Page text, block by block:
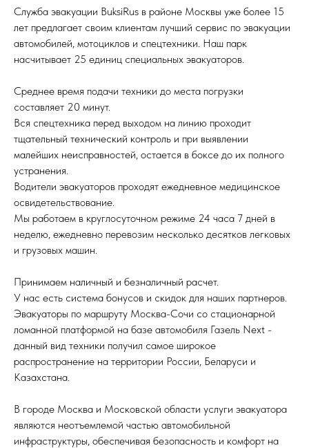
Служба эвакуации BuksiRus в районе Москвы уже более 15
лет предлагает своим клиентам лучший сервис по эвакуации
автомобилей, мотоциклов и спецтехники. Наш парк
насчитывает 25 единиц специальных эвакуаторов.
Среднее время подачи техники до места погрузки
составляет 20 минут.
Вся спецтехника перед выходом на линию проходит
тщательный технический контроль и при выявлении
малейших неисправностей, остается в боксе до их полного
устранения.
Водители эвакуаторов проходят ежедневное медицинское
освидетельствование.
Мы работаем в круглосуточном режиме 24 часа 7 дней в
неделю, ежедневно перевозим несколько десятков легковых
и грузовых машин.
Принимаем наличный и безналичный расчет.
У нас есть система бонусов и скидок для наших партнеров.
Эвакуаторы по маршруту Москва-Сочи со стационарной
ломанной платформой на базе автомобиля Газель Next -
данный вид техники получил самое широкое
распространение на территории России, Беларуси и
Казахстана.
В городе Москва и Московской области услуги эвакуатора
являются неотъемлемой частью автомобильной
инфраструктуры, обеспечивая безопасность и комфорт на